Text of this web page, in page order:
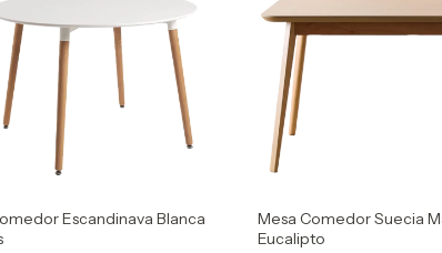
Escandinava Blanca
Mesa Comedor Suecia
Eucalipto